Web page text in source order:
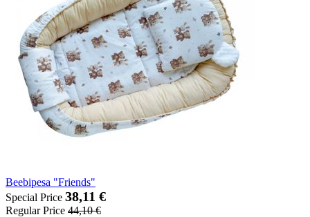
Beebipesa "Friends"
Special Price 38,11 €
Regular Price 44,10 €